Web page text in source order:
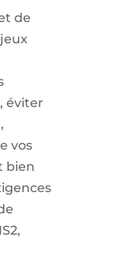
de
éviter
vos
bien